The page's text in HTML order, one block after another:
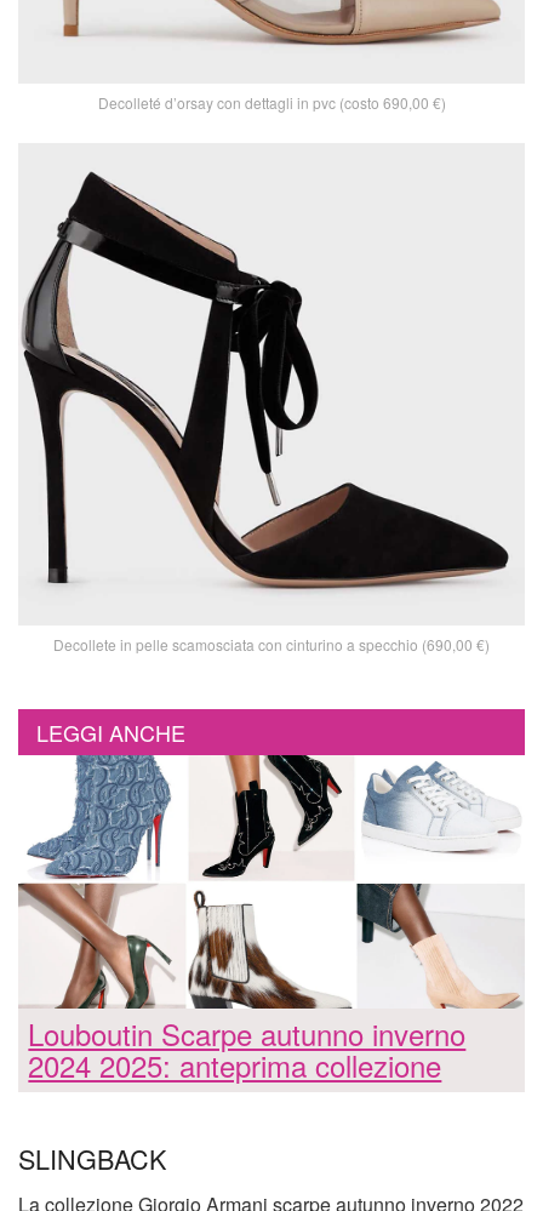
Decolleté d’orsay con dettagli in pvc (costo 690,00 €)
Decollete in pelle scamosciata con cinturino a specchio (690,00 €)
LEGGI ANCHE
Louboutin Scarpe autunno inverno
2024 2025: anteprima collezione
SLINGBACK
La collezione Giorgio Armani scarpe autunno inverno 2022